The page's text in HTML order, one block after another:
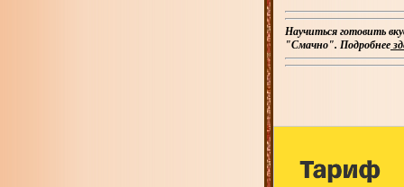
Научиться готовить
"Смачно". Подробнее